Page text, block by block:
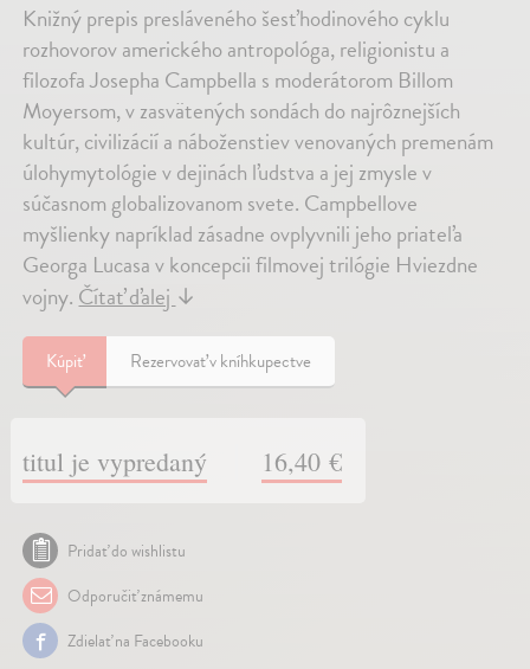
Knižný prepis presláveného šesťhodinového cyklu
rozhovorov amerického antropológa, religionistu a
filozofa Josepha Campbella s moderátorom Billom
Moyersom, v zasvätených sondách do najrôznejších
kultúr, civilizácií a náboženstiev venovaných premenám
úlohymytológie v dejinách ľudstva a jej zmysle v
súčasnom globalizovanom svete. Campbellove
myšlienky napríklad zásadne ovplyvnili jeho priateľa
Georga Lucasa v koncepcii filmovej trilógie Hviezdne
vojny.Čítať ďalej↓
Kúpiť Rezervovať v kníhkupectve
titul je vypredaný 16,40 €
Pridať do wishlistu
Odporučiť známemu
Zdielať na Facebooku